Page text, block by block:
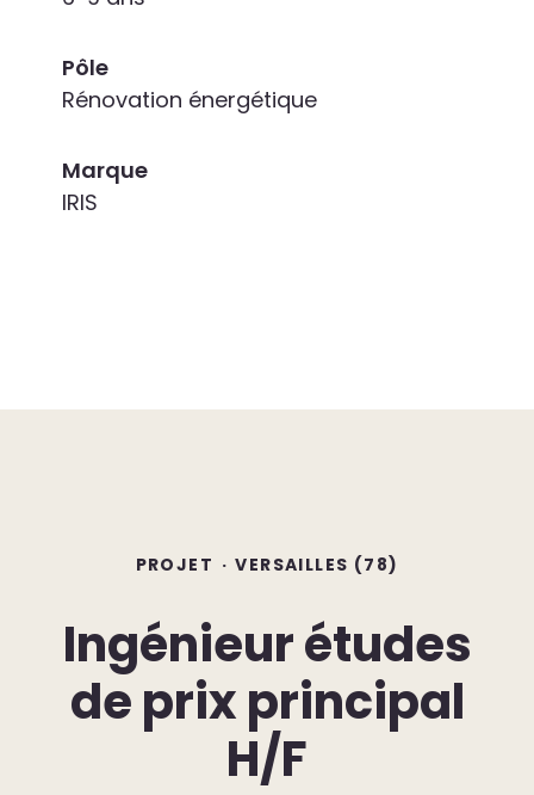
Pôle
Rénovation énergétique
Marque
IRIS
PROJET · VERSAILLES (78)
Ingénieur études
de prix principal
H/F